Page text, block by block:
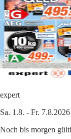
expert
Sa. 1.8. - Fr. 7.8.2026
Noch bis morgen